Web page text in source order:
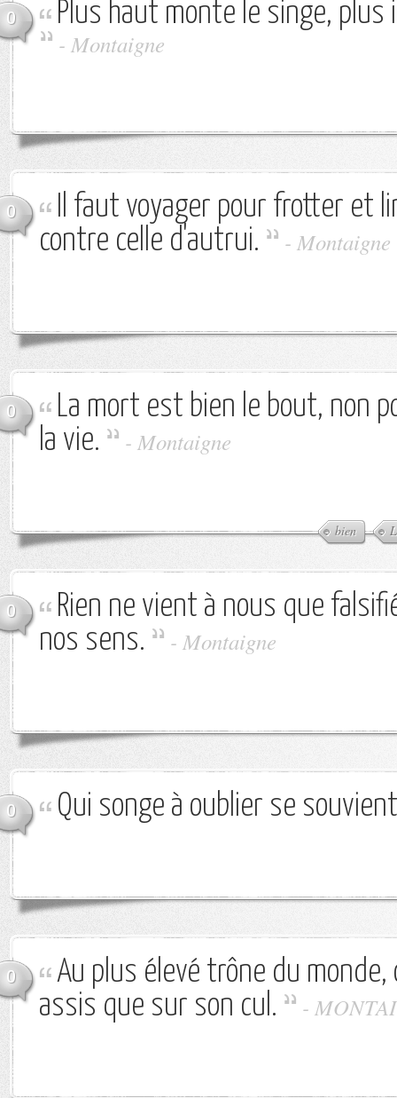
0 Plus haut monte le singe, plus
- Montaigne
0
Il faut voyager pour frotter et
contre celle d'autrui.
- Montaigne
0
La mort est bien le bout, non
la vie.
- Montaigne
bien
0
Rien ne vient à nous que
nos sens.
- Montaigne
0 Qui songe à oublier se
0
Au plus élevé trône du
assis que sur son cul.
-